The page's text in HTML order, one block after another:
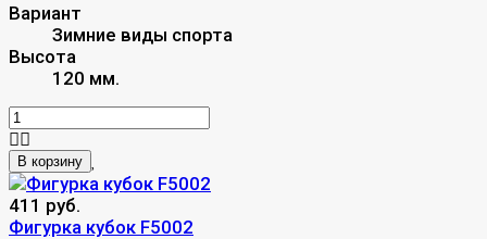
Вариант
Зимние виды спорта
Высота
120 мм.
В корзину
411 руб.
Фигурка кубок F5002